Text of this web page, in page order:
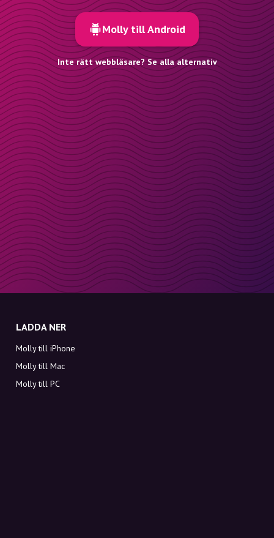
Molly till Android
Inte rätt webbläsare? Se alla alternativ
LADDA NER
Molly till iPhone
Molly till Mac
Molly till PC